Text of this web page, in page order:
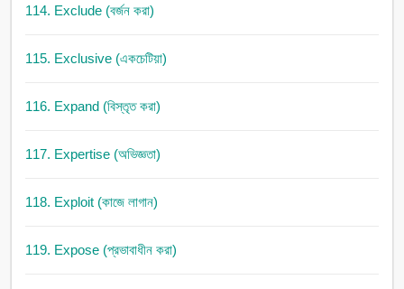
114. Exclude (বর্জন করা)
115. Exclusive (একচেটিয়া)
116. Expand (বিস্তৃত করা)
117. Expertise (অভিজ্ঞতা)
118. Exploit (কাজে লাগান)
119. Expose (প্রভাবাধীন করা)